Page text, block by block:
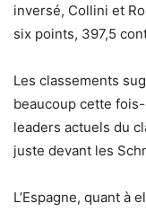
inversé, Collini et
six points, 397,5
Les classements
beaucoup cette
leaders actuels du
juste devant les
L’Espagne, quant à